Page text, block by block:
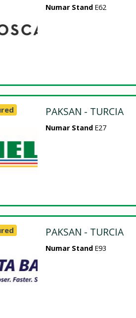
Numar Stand E62
PAKSAN - TURCIA
Numar Stand E27
PAKSAN - TURCIA
Numar Stand E93